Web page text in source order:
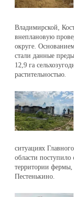
Владимирской,
внеплановую
округе.
стали данные
12,9 га
растительностью.
ситуациях
области
территории
Пестенькино.